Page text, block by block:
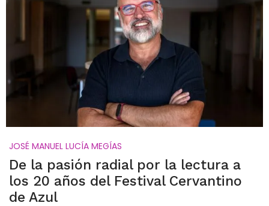
JOSÉ MANUEL LUCÍA MEGÍAS
De la pasión radial por la lectura a
los 20 años del Festival Cervantino
de Azul